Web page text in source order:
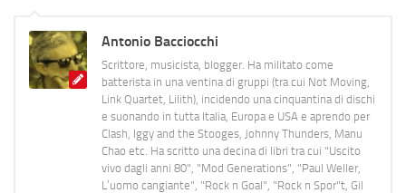
Antonio Bacciocchi
Scrittore, musicista, blogger. Ha militato come
batterista in una ventina di gruppi (tra cui Not Moving,
Link Quartet, Lilith), incidendo una cinquantina di dischi
e suonando in tutta Italia, Europa e USA e aprendo per
Clash, Iggy and the Stooges, Johnny Thunders, Manu
Chao etc. Ha scritto una decina di libri tra cui "Uscito
vivo dagli anni 80", "Mod Generations", "Paul Weller,
L’uomo cangiante", "Rock n Goal", "Rock n Spor"t, Gil